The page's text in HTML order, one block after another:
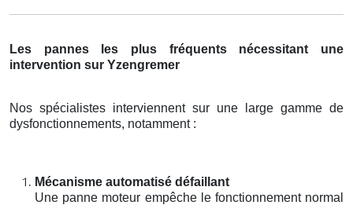
Les pannes les plus fréquents nécessitant une
intervention sur Yzengremer
Nos spécialistes interviennent sur une large gamme de
dysfonctionnements, notamment :
Mécanisme automatisé défaillant
Une panne moteur empêche le fonctionnement normal